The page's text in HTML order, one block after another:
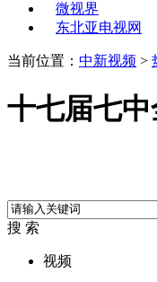
微视界
东北亚电视网
当前位置： 中新视频 >
十七届七
搜 索
视频